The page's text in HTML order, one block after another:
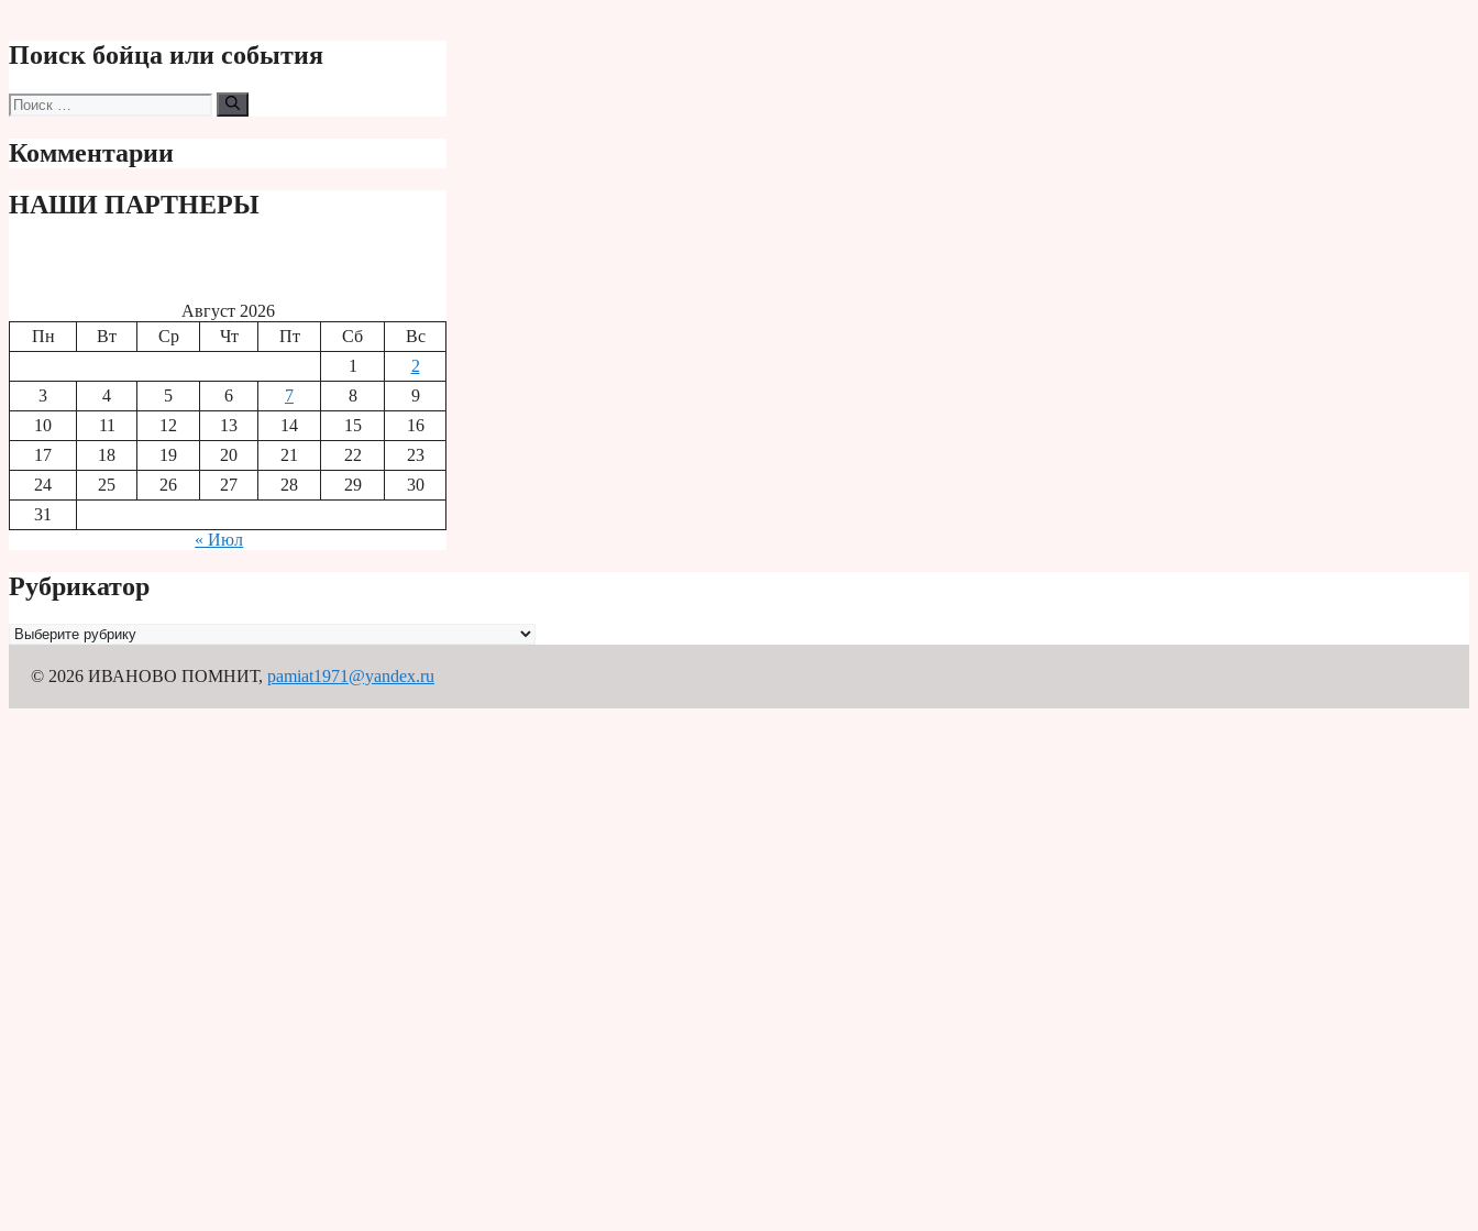
Поиск бойца или события
Поиск:
Комментарии
НАШИ ПАРТНЕРЫ
Август 2026
Пн
Вт Ср Чт Пт Сб
Вс
1
2
3
4 5 6 7 8
9
10
11 12 13 14 15
16
17
18 19 20 21 22
23
24
25 26 27 28 29
30
31
« Июл
Рубрикатор
Рубрикатор
© 2026 ИВАНОВО ПОМНИТ, pamiat1971@yandex.ru